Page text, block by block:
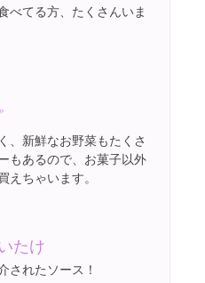
べてる方、たくさんいま
、新鮮なお野菜もたくさ
もあるので、お菓子以外
えちゃいます。
たけ
されたソース！